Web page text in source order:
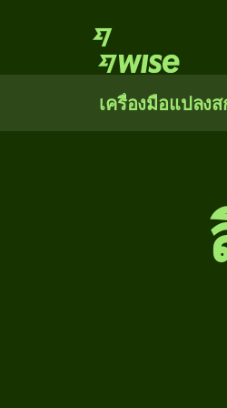
เครื่องมือแปลงส